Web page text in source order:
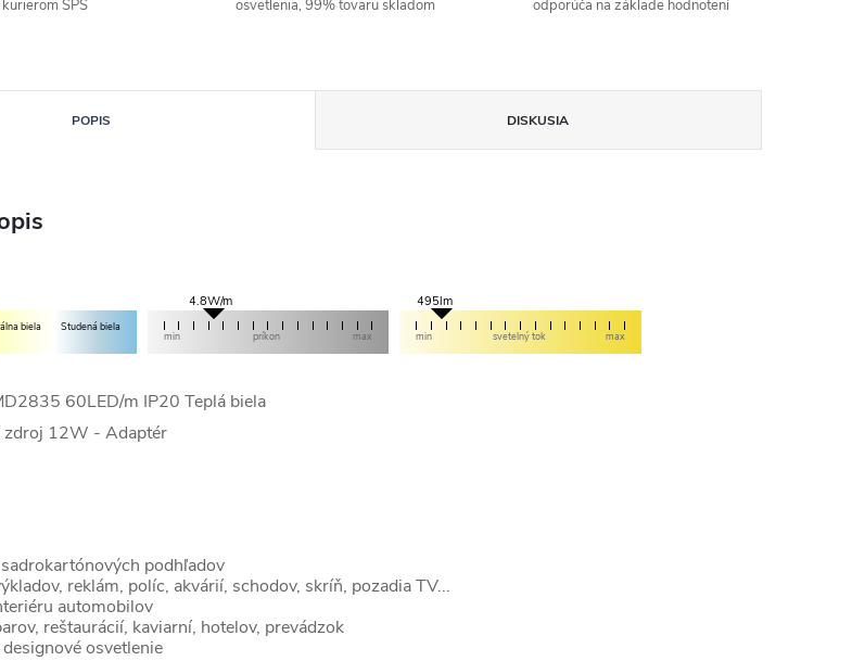
SPS
osvetlenia, 99% tovaru skladom
odporúča na základe hodnotení
POPIS DISKUSIA
biela Studená biela
4.8W/m
min príkon max
495lm
min svetelný tok max
60LED/m IP20 Teplá biela
zdroj 12W - Adaptér
podhľadov
reklám, políc, akvárií, schodov, skríň, pozadia TV...
automobilov
reštaurácií, kaviarní, hotelov, prevádzok
osvetlenie